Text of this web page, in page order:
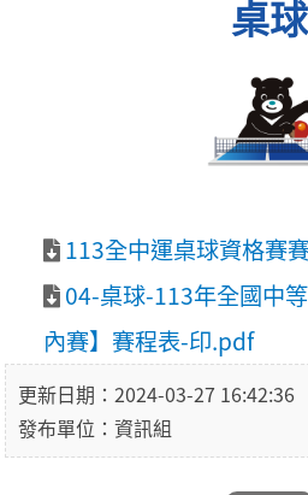
桌球
113全中運桌球資格賽
04-桌球-113年全國中
內賽】賽程表-印.pdf
更新日期：2024-03-27 16:42:36
發布單位：資訊組